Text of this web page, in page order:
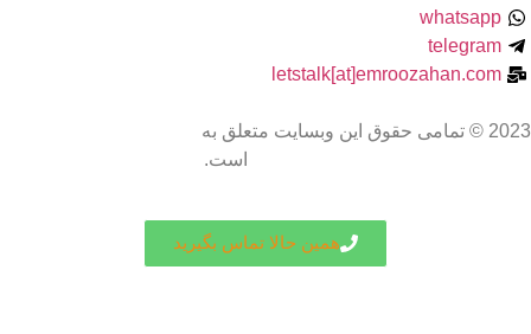
whatsapp
telegram
letstalk[at]emroozahan.com
2023 © تمامی حقوق این وبسایت متعلق به
است.
همین حالا تماس بگیرید